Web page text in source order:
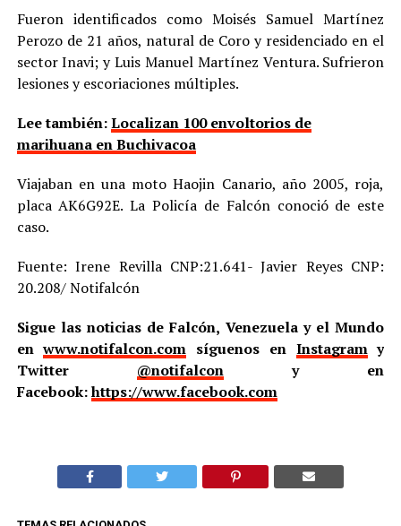
Fueron identificados como Moisés Samuel Martínez
Perozo de 21 años, natural de Coro y residenciado en el
sector Inavi; y Luis Manuel Martínez Ventura. Sufrieron
lesiones y escoriaciones múltiples.
Lee también:Localizan 100 envoltorios de
marihuana en Buchivacoa
Viajaban en una moto Haojin Canario, año 2005, roja,
placa AK6G92E. La Policía de Falcón conoció de este
caso.
Fuente: Irene Revilla CNP:21.641- Javier Reyes CNP:
20.208/ Notifalcón
Sigue las noticias de Falcón, Venezuela y el Mundo
enwww.notifalcon.com síguenos en Instagramy
Twitter @notifalcony en
Facebook:https://www.facebook.com